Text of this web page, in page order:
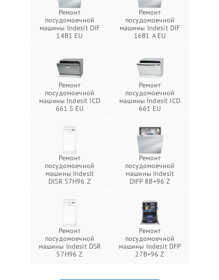
Ремонт
посудомоечной
машины Indesit DIF
14B1 EU
Ремонт
посудомоечной
машины Indesit DIF
16B1 A EU
Ремонт
посудомоечной
машины Indesit ICD
661 S EU
Ремонт
посудомоечной
машины Indesit ICD
661 EU
Ремонт
посудомоечной
машины Indesit
DISR 57H96 Z
Ремонт
посудомоечной
машины Indesit
DIFP 8B+96 Z
Ремонт
посудомоечной
машины Indesit DSR
57H96 Z
Ремонт
посудомоечной
машины Indesit DFP
27B+96 Z